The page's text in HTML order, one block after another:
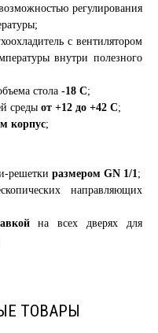
регулирования
с вентилятором
внутри полезного
стола -18 С;
среды от +12 до +42 С;
корпус;
решетки размером GN 1/1 ;
направляющих
на всех дверях для
ТОВАРЫ